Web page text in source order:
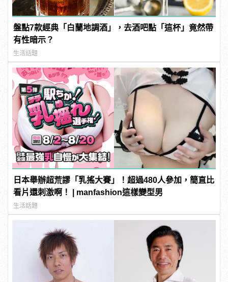
盤點7款經典「白蘭地調酒」，去酒吧點「這杯」竟然帶
有性暗示？
生活話題
日本舉辦超荒謬「乳搖大賽」！超過480人參加，簡直比
看片還刺激啊！ | manfashion這樣變型男
生活話題